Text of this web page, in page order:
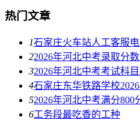
热门文章
1石家庄火车站人工客服
22026年河北中考录取分
32026年河北中考考试科
4石家庄东华铁路学校
52026年河北中考满分800
6工务段最吃香的工种